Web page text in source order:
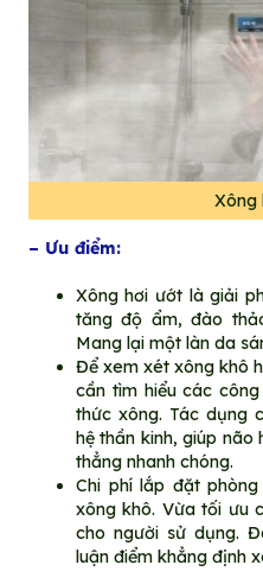
Xông
– Ưu điểm:
Xông hơi ướt là giải
tăng độ ẩm, đào
Mang lại một làn da
Để xem xét xông khô
cần tìm hiểu các
thức xông. Tác dụng
hệ thần kinh, giúp
thẳng nhanh chóng.
Chi phí lắp đặt
xông khô. Vừa tối ưu
cho người sử dụng.
luận điểm khẳng định